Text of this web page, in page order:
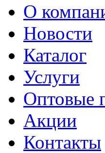
О
Новости
Каталог
Услуги
Оптовые
Акции
Контакты